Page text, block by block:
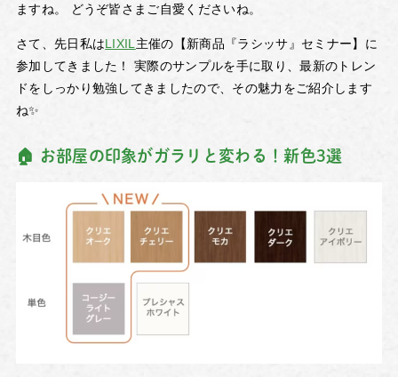
ますね。 どうぞ皆さまご自愛くださいね。
さて、先日私はLIXIL 主催の【新商品『ラシッサ』セミナー】に
参加してきました！ 実際のサンプルを手に取り、最新のトレン
ドをしっかり勉強してきましたので、その魅力をご紹介します
ね✨
🏠 お部屋の印象がガラリと変わる！新色3選